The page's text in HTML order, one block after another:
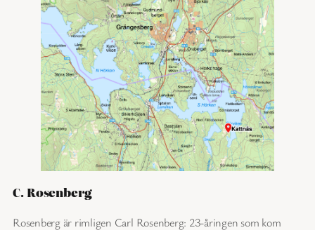
C. Rosenberg
Rosenberg är rimligen Carl Rosenberg: 23-åringen som kom